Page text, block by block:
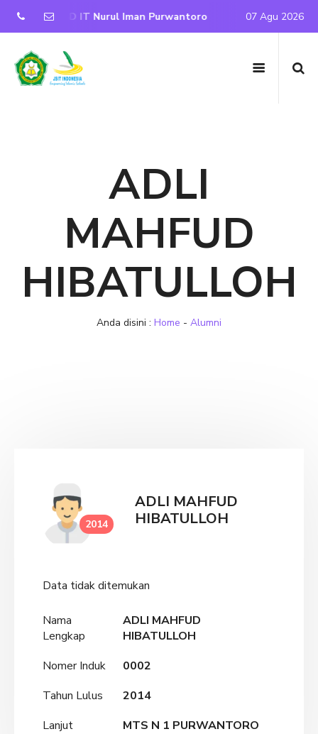
Resmi SD IT Nurul Iman Purwantoro Selamat Datang
07 Agu 2026
ADLI
MAHFUD
HIBATULLOH
Anda disini : Home - Alumni
2014
ADLI MAHFUD
HIBATULLOH
Data tidak ditemukan
Nama
Lengkap
ADLI MAHFUD
HIBATULLOH
Nomer Induk
0002
Tahun Lulus
2014
Lanjut
MTS N 1 PURWANTORO